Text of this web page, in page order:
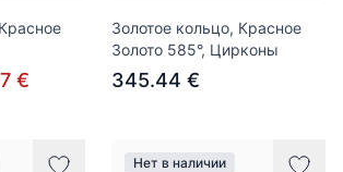
€
Золотое кольцо, Красное
Золото 585°, Цирконы
345.44 €
Нет в наличии